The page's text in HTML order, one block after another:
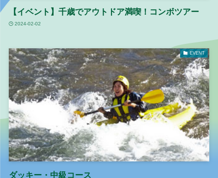
【イベント】千歳でアウトドア満喫！コンボツアー
2024-02-02
EVENT
ダッキー・中級コース